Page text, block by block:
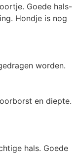
Goede hals-
Hondje is nog
worden.
en diepte.
hals. Goede